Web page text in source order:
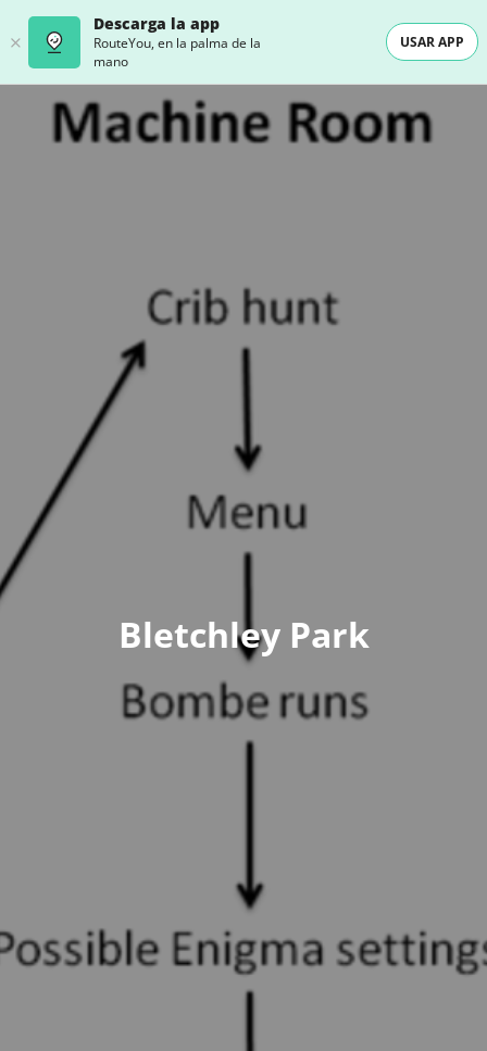
Descarga la app
RouteYou, en la palma de la
mano
USAR APP
Bletchley Park